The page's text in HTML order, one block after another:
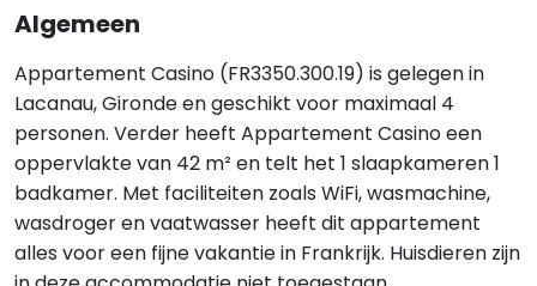
Algemeen
Appartement Casino (FR3350.300.19) is gelegen in
Lacanau, Gironde en geschikt voor maximaal 4
personen. Verder heeft Appartement Casino een
oppervlakte van 42 m² en telt het 1 slaapkameren 1
badkamer. Met faciliteiten zoals WiFi, wasmachine,
wasdroger en vaatwasser heeft dit appartement
alles voor een fijne vakantie in Frankrijk. Huisdieren zijn